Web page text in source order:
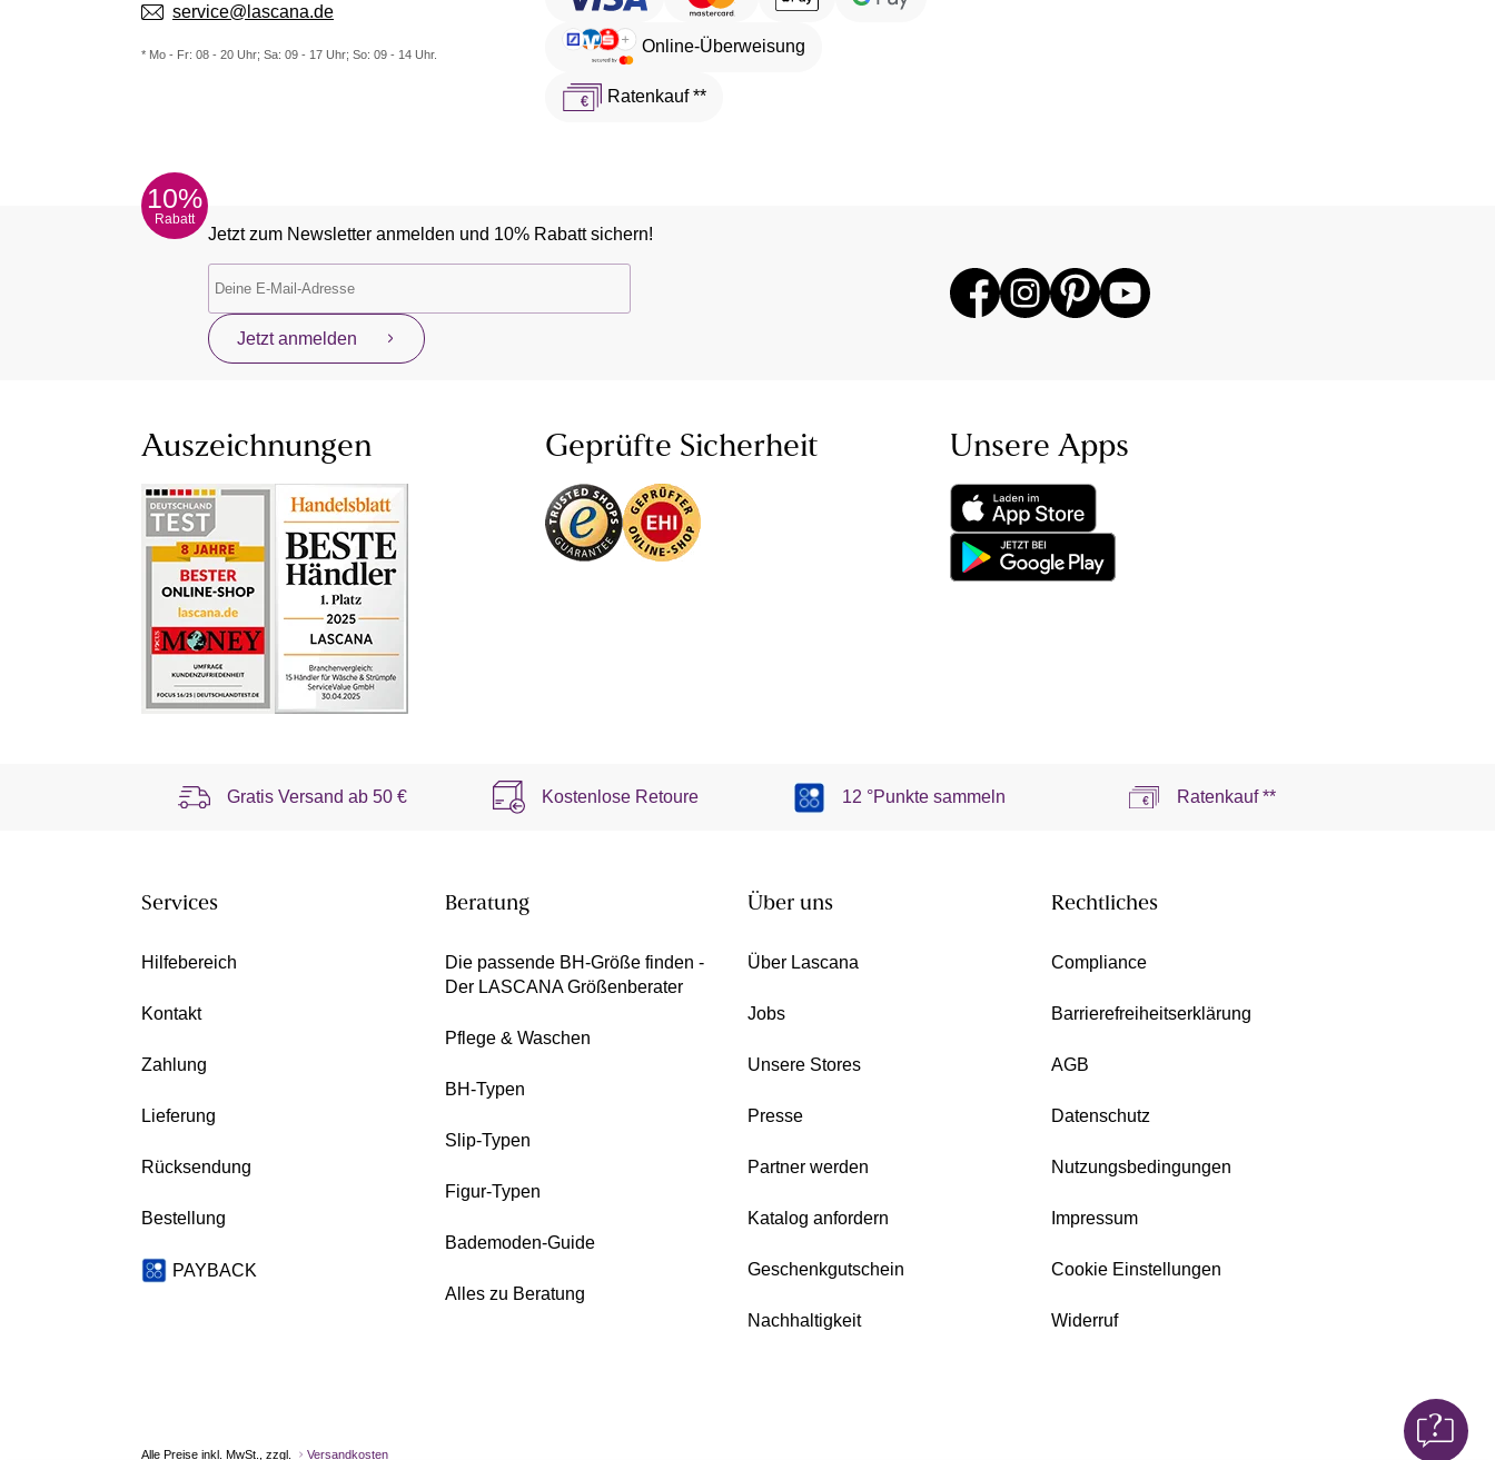
service@lascana.de
* Mo - Fr: 08 - 20 Uhr; Sa: 09 - 17 Uhr; So: 09 - 14 Uhr. Online-Überweisung
Ratenkauf **
10%
Rabatt
Jetzt zum Newsletter anmelden und 10% Rabatt sichern!
Jetzt anmelden
Auszeichnungen Geprüfte Sicherheit Unsere Apps
Gratis Versand ab50 € Kostenlose Retoure 12 °Punkte sammeln Ratenkauf **
Services
Hilfebereich
Kontakt
Zahlung
Lieferung
Rücksendung
Bestellung
PAYBACK
Beratung
Die passende BH-Größe finden -
Der LASCANA Größenberater
Pflege & Waschen
BH-Typen
Slip-Typen
Figur-Typen
Bademoden-Guide
Alles zu Beratung
Über uns
Über Lascana
Jobs
Unsere Stores
Presse
Partner werden
Katalog anfordern
Geschenkgutschein
Nachhaltigkeit
Rechtliches
Compliance
Barrierefreiheitserklärung
AGB
Datenschutz
Nutzungsbedingungen
Impressum
Cookie Einstellungen
Widerruf
Alle Preise inkl. MwSt., zzgl. Versandkosten